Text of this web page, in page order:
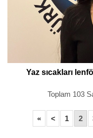
Yaz sıcakları
Toplam 103
« < 1 2